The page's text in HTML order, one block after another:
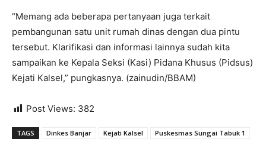
“Memang ada beberapa pertanyaan juga terkait
pembangunan satu unit rumah dinas dengan dua pintu
tersebut. Klarifikasi dan informasi lainnya sudah kita
sampaikan ke Kepala Seksi (Kasi) Pidana Khusus (Pidsus)
Kejati Kalsel,” pungkasnya. (zainudin/BBAM)
Post Views: 382
TAGS Dinkes Banjar Kejati Kalsel Puskesmas Sungai Tabuk 1